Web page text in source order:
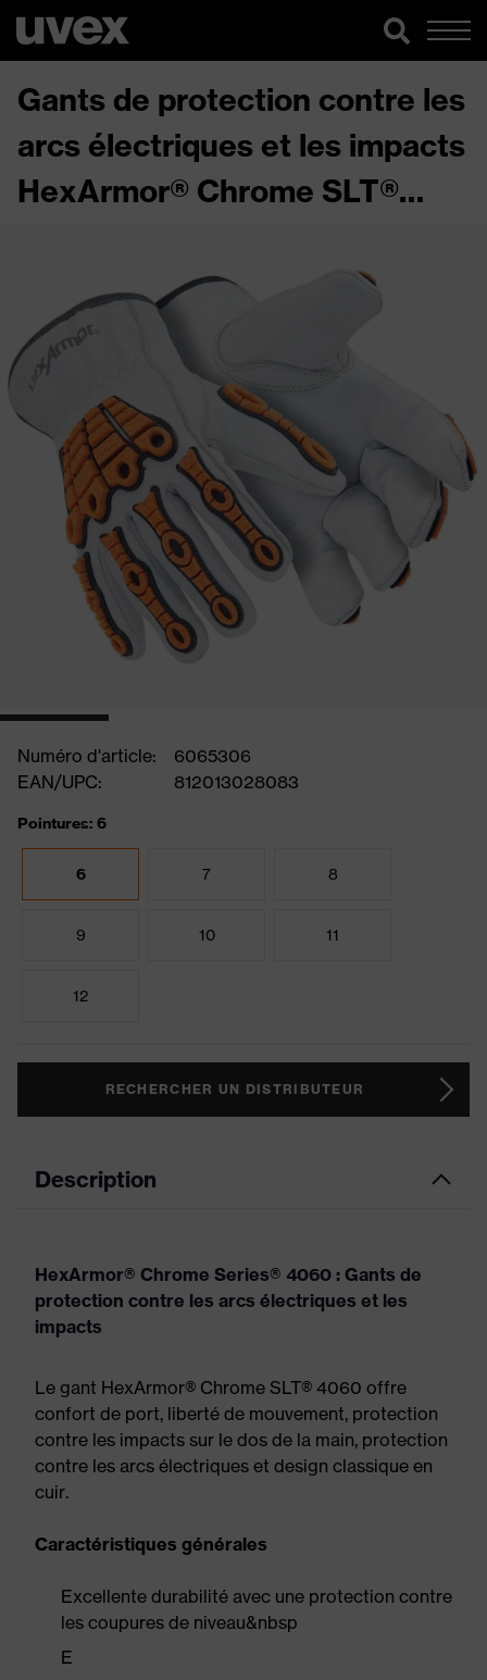
Gants de protection contre les
arcs électriques et les impacts
HexArmor® Chrome SLT®
Numéro d'article:
6065306
EAN/UPC:
812013028083
Pointures: 6
6 7 8
9 10 11
12
RECHERCHER UN DISTRIBUTEUR
Description
HexArmor® Chrome Series® 4060 : Gants de
protection contre les arcs électriques et les
impacts
Le gant HexArmor® Chrome SLT® 4060 offre
confort de port, liberté de mouvement, protection
contre les impacts sur le dos de la main, protection
contre les arcs électriques et design classique en
cuir.
Caractéristiques générales
Excellente durabilité avec une protection contre
les coupures de niveau&nbsp
E